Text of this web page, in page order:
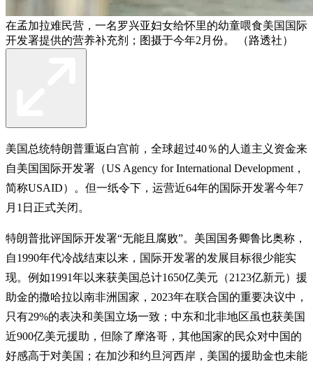
在孟加拉难民营，一名罗兴亚妇女给怀里的幼童喂食美国国际
开发署提供的营养补充剂；图摄于今年2月份。 （路透社）
美国总统特朗普重返白宫前，全球超过40％的人道主义资金来
自美国国际开发署（US Agency for International Development，
简称USAID）。但一纸令下，运营近64年的国际开发署今年7
月1日正式关闭。
特朗普批评国际开发署“无能且腐败”。美国国务卿鲁比奥称，
自1990年代冷战结束以来，国际开发署的发展目标很少能实
现。例如1991年以来获美国总计1650亿美元（2123亿新元）援
助金的撒哈拉以南非洲国家，2023年在联合国的重要决议中，
只有29%的表决和美国立场一致；中东和北非地区虽也获美国
近900亿美元援助，但除了摩洛哥，其他国家的民众对中国的
好感高于对美国；在加沙和约旦河西岸，美国的援助金也未能